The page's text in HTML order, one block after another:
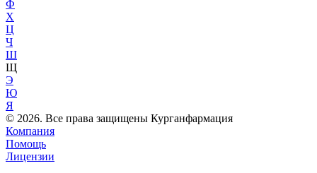
Ф
Х
Ц
Ч
Ш
Щ
Э
Ю
Я
© 2026. Все права защищены Курганфармация
Компания
Помощь
Лицензии